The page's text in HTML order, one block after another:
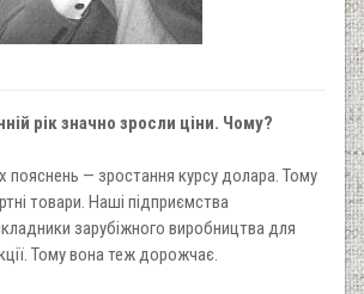
рік значно зросли ціни. Чому?
пояснень — зростання курсу долара. Тому
товари. Наші підприємства
зарубіжного виробництва для
Тому вона теж дорожчає.